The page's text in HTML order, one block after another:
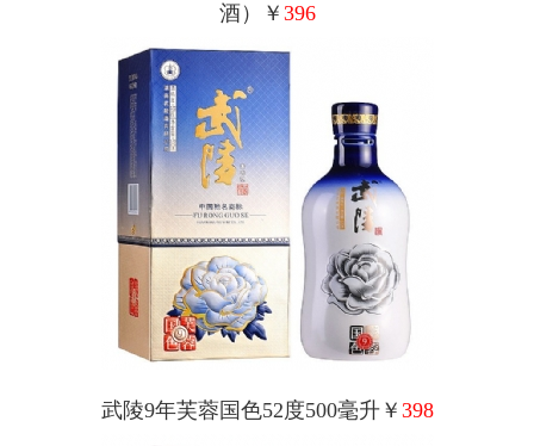
酒）￥ 396
武陵9年芙蓉国色52度500毫升￥ 398